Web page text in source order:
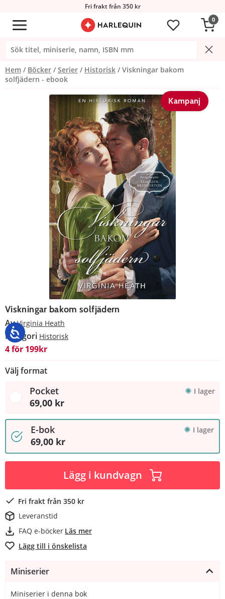
Fri frakt från 350 kr
0
Hem Böcker Serier Historisk
Viskningar bakom
solfjädern - ebook
Kampanj
Viskningar bakom solfjädern
AvVirginia Heath
Kategori Historisk
4 för 199kr
Välj format
Pocket I lager
69,00 kr
E-bok I lager
69,00 kr
Lägg i kundvagn
Fri frakt från 350 kr
Leveranstid
FAQ e-böcker Läs mer
Lägg till i önskelista
Miniserier
Miniserier i denna bok